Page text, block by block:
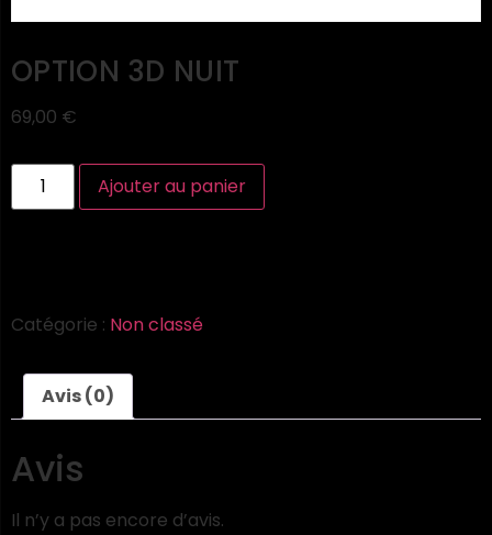
OPTION 3D NUIT
69,00 €
Ajouter au panier
Catégorie : Non classé
Avis (0)
Avis
Il n’y a pas encore d’avis.